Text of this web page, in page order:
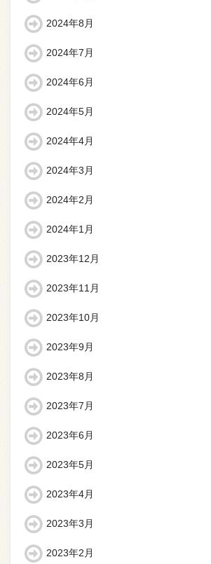
2024年8月
2024年7月
2024年6月
2024年5月
2024年4月
2024年3月
2024年2月
2024年1月
2023年12月
2023年11月
2023年10月
2023年9月
2023年8月
2023年7月
2023年6月
2023年5月
2023年4月
2023年3月
2023年2月